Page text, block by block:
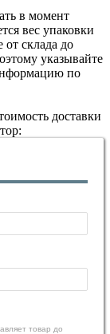
в момент
вес упаковки
от склада до
указывайте
по
доставки
товар до